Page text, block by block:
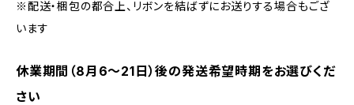
※配送・梱包の都合上、リボンを結ばずにお送りする場合もござ
います
休業期間（8月6〜21日）後の発送希望時期をお選びくだ
さい